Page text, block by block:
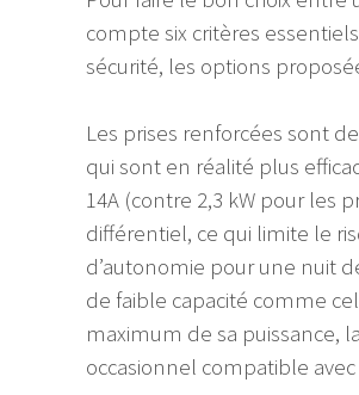
compte six critères
sécurité, les options
Les prises renforcées sont
qui sont en réalité plus
14A (contre 2,3 kW pour les
différentiel, ce qui limite le
d’autonomie pour une nuit
de faible capacité comme
maximum de sa puissance,
occasionnel compatible